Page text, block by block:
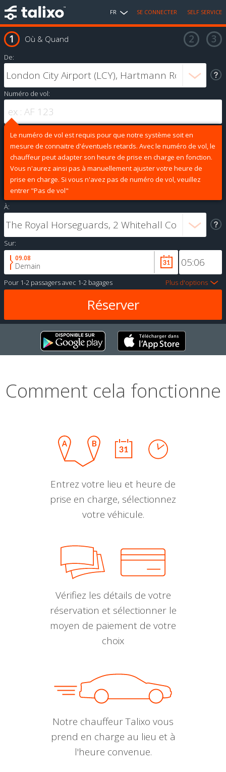
FR SE CONNECTER SELF SERVICE
Où & Quand
De:
Numéro de vol:
Le numéro de vol est requis pour que notre système soit en
mesure de connaitre d'éventuels retards. Avec le numéro de vol, le
chauffeur peut adapter son heure de prise en charge en fonction.
Vous n'aurez ainsi pas à manuellement ajuster votre heure de
prise en charge. Si vous n'avez pas de numéro de vol, veuillez
entrer "Pas de vol"
À:
Sur:
09.08
Demain
Pour 1-2 passagersavec 1-2 bagages Plus d'options
Comment cela fonctionne
Entrez votre lieu et heure de
prise en charge, sélectionnez
votre véhicule.
Vérifiez les détails de votre
réservation et sélectionner le
moyen de paiement de votre
choix
Notre chauffeur Talixo vous
prend en charge au lieu et à
l'heure convenue.